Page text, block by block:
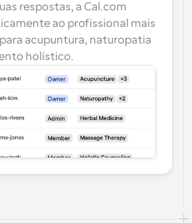
respostas, a Cal.com
ao profissional mais
acupuntura, naturopatia
holístico.